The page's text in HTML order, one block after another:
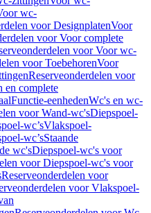
wc-
voor DesignplatenVoor
voor Voor complete
voor Voor wc-
voor ToebehorenVoor
Reserveonderdelen voor
en complete
Functie-eenhedenWc's en wc-
voor Wand-wc'sDiepspoel-
wc’sVlakspoel-
wc’sStaande
wc'sDiepspoel-wc's voor
voor Diepspoel-wc's voor
Reserveonderdelen voor
voor Vlakspoel-